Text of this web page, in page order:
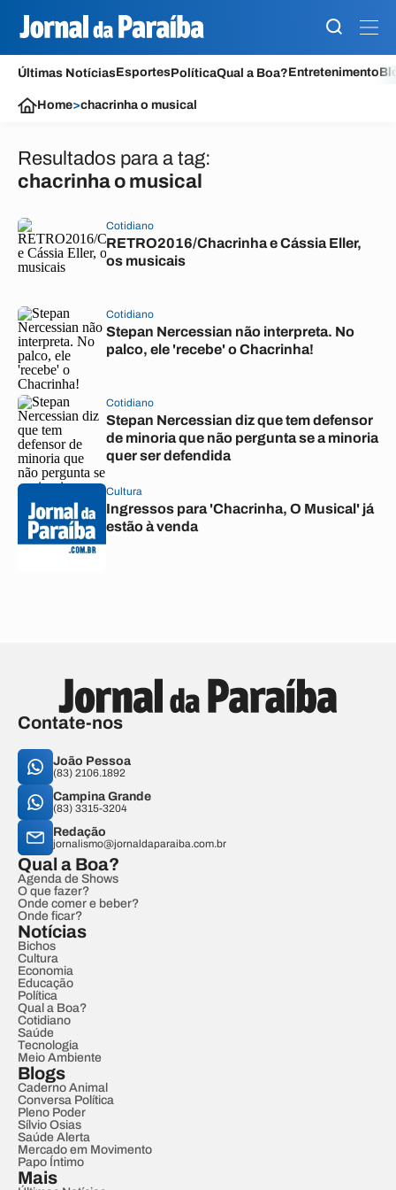
Últimas NotíciasEsportesPolíticaQual a Boa?Entretenimento
Home>chacrinha o musical
Resultados para a tag:
chacrinha o musical
Cotidiano
RETRO2016/Chacrinha e Cássia Eller,
os musicais
Cotidiano
Stepan Nercessian não interpreta. No
palco, ele 'recebe' o Chacrinha!
Cotidiano
Stepan Nercessian diz que tem defensor
de minoria que não pergunta se a minoria
quer ser defendida
Cultura
Ingressos para 'Chacrinha, O Musical' já
estão à venda
Contate-nos
João Pessoa
(83) 2106.1892
Campina Grande
(83) 3315-3204
Redação
jornalismo@jornaldaparaiba.com.br
Qual a Boa?
Agenda de Shows
O que fazer?
Onde comer e beber?
Onde ficar?
Notícias
Bichos
Cultura
Economia
Educação
Política
Qual a Boa?
Cotidiano
Saúde
Tecnologia
Meio Ambiente
Blogs
Caderno Animal
Conversa Política
Pleno Poder
Sílvio Osias
Saúde Alerta
Mercado em Movimento
Papo Íntimo
Mais